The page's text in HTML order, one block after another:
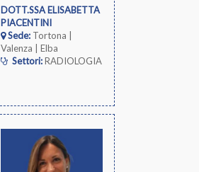
DOTT.SSA ELISABETTA
PIACENTINI
Sede: Tortona |
Valenza | Elba
Settori:RADIOLOGIA